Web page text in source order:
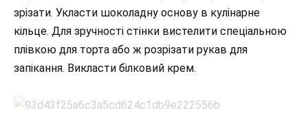
зрізати. Укласти шоколадну основу в кулінарне
кільце. Для зручності стінки вистелити спеціальною
плівкою для торта або ж розрізати рукав для
запікання. Викласти білковий крем.